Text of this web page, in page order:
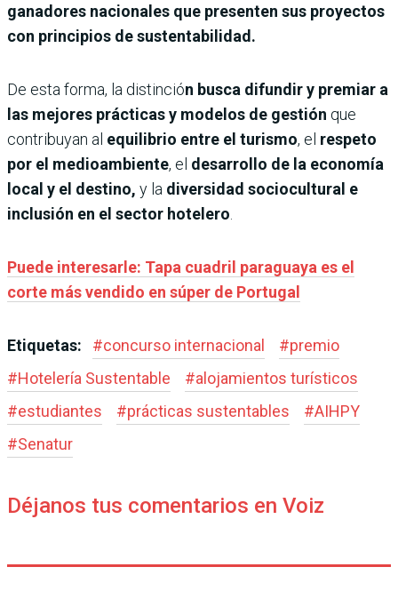
ganadores nacionales que presenten sus proyectos
con principios de sustentabilidad.
De esta forma, la distinción busca difundir y premiar a
las mejores prácticas y modelos de gestión que
contribuyan al equilibrio entre el turismo, el respeto
por el medioambiente, el desarrollo de la economía
local y el destino, y la diversidad sociocultural e
inclusión en el sector hotelero
Puede interesarle: Tapa cuadril paraguaya es el
corte más vendido en súper de Portugal
Etiquetas: #concurso internacional #premio
#Hotelería Sustentable #alojamientos turísticos
#estudiantes #prácticas sustentables #AIHPY
#Senatur
Déjanos tus comentarios en Voiz